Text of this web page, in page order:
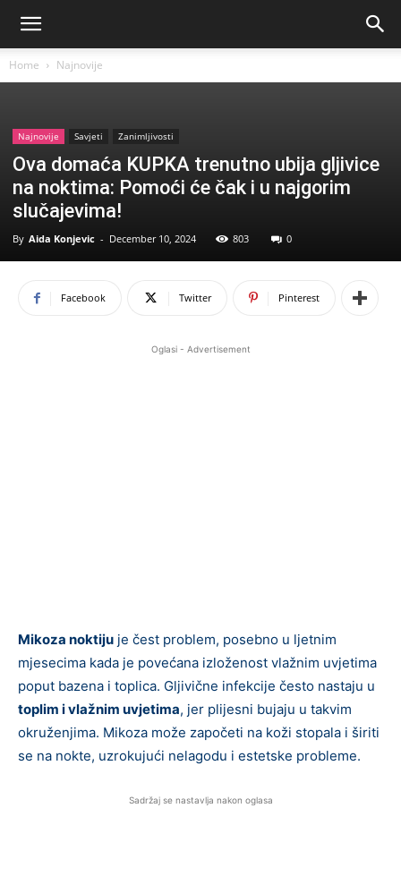
Home Najnovije
Najnovije Savjeti Zanimljivosti
Ova domaća KUPKA trenutno ubija gljivice
na noktima: Pomoći će čak i u najgorim
slučajevima!
By Aida Konjevic - December 10, 2024 803 0
Facebook Twitter Pinterest
Oglasi - Advertisement
Mikoza noktiju je čest problem, posebno u ljetnim
mjesecima kada je povećana izloženost vlažnim uvjetima
poput bazena i toplica. Gljivične infekcije često nastaju u
toplim i vlažnim uvjetima, jer plijesni bujaju u takvim
okruženjima. Mikoza može započeti na koži stopala i širiti
se na nokte, uzrokujući nelagodu i estetske probleme.
Sadržaj se nastavlja nakon oglasa